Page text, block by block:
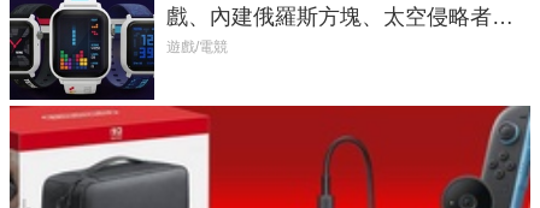
戲、內建俄羅斯方塊、太空侵略者，
不過竟然不能連手機？
遊戲/電競